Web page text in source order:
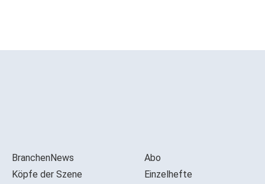
BranchenNews
Köpfe der Szene
Abo
Einzelhefte